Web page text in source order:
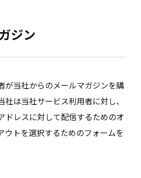
ジン
が当社からのメールマガジンを購
は当社サービス利用者に対し、
ドレスに対して配信するためのオ
ウトを選択するためのフォームを